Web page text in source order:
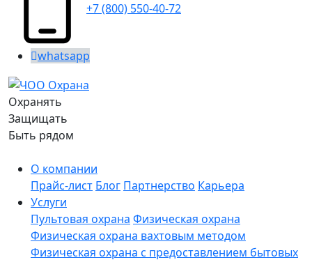
+7 (800) 550-40-72
whatsapp
Охранять
Защищать
Быть рядом
О компании
Прайс-лист Блог Партнерство Карьера
Услуги
Пультовая охрана Физическая охрана
Физическая охрана вахтовым методом
Физическая охрана с предоставлением бытовых